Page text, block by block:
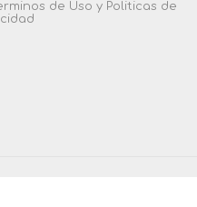
de Uso y Politicas de